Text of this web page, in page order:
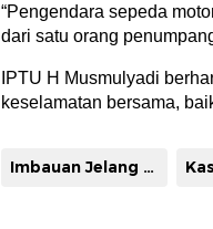
“Pengendara sepeda
dari satu orang
IPTU H Musmulyadi
keselamatan bersama,
Imbauan Jelang Pergantian Tahun